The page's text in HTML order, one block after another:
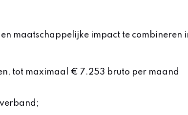
maatschappelijke impact te combineren
tot maximaal € 7.253 bruto per maand